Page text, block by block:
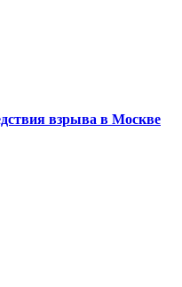
взрыва в Москве